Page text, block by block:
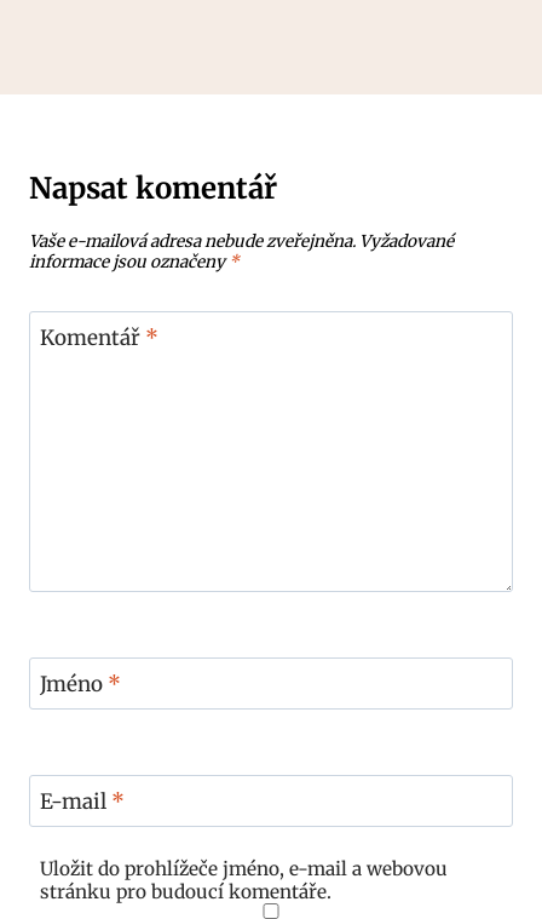
Napsat komentář
Vaše e-mailová adresa nebude zveřejněna. Vyžadované
informace jsou označeny*
Komentář *
Jméno *
E-mail *
Uložit do prohlížeče jméno, e-mail a webovou
stránku pro budoucí komentáře.